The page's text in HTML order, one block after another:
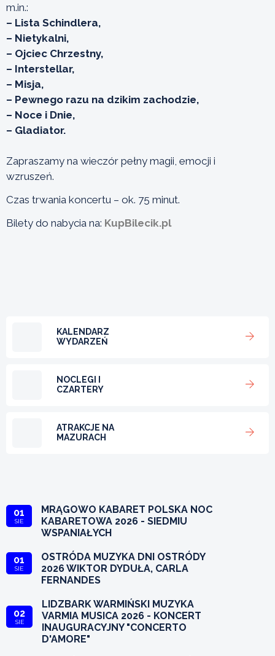
m.in.:
– Lista Schindlera,
– Nietykalni,
– Ojciec Chrzestny,
– Interstellar,
– Misja,
– Pewnego razu na dzikim zachodzie,
– Noce i Dnie,
– Gladiator.
Zapraszamy na wieczór pełny magii, emocji i
wzruszeń.
Czas trwania koncertu – ok. 75 minut.
Bilety do nabycia na: KupBilecik.pl
KALENDARZ
WYDARZEŃ
NOCLEGI I
CZARTERY
ATRAKCJE NA
MAZURACH
01
SIE
MRĄGOWO KABARET POLSKA NOC
KABARETOWA 2026 - SIEDMIU
WSPANIAŁYCH
01
SIE
OSTRÓDA MUZYKA DNI OSTRÓDY
2026 WIKTOR DYDUŁA, CARLA
FERNANDES
02
SIE
LIDZBARK WARMIŃSKI MUZYKA
VARMIA MUSICA 2026 - KONCERT
INAUGURACYJNY "CONCERTO
D'AMORE"